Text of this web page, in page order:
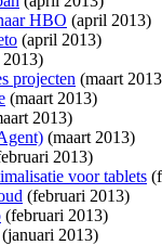
HBO (april 2013)
(april 2013)
projecten (maart
(maart 2013)
2013)
(maart 2013)
2013)
voor tablets
(februari 2013)
(februari 2013)
2013)